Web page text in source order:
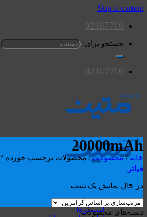
Skip to content
02187706
جستجو برای:
02187706
محصولات
اسپیکرها
20000mAh
خانه / محصولات /محصولات برچسب خورده “20000mAh”
فیلتر
در حال نمایش یک نتیجه
دسته‌های محصولات